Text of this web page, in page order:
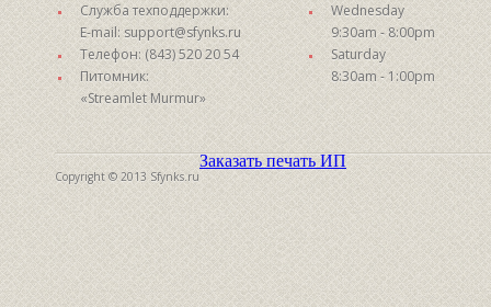
Служба техподдержки:
E-mail: support@sfynks.ru
Телефон: (843) 520 20 54
Питомник:
«Streamlet Murmur»
Wednesday
9:30am - 8:00pm
Saturday
8:30am - 1:00pm
Copyright © 2013 Sfynks.ru
Заказать печать ИП